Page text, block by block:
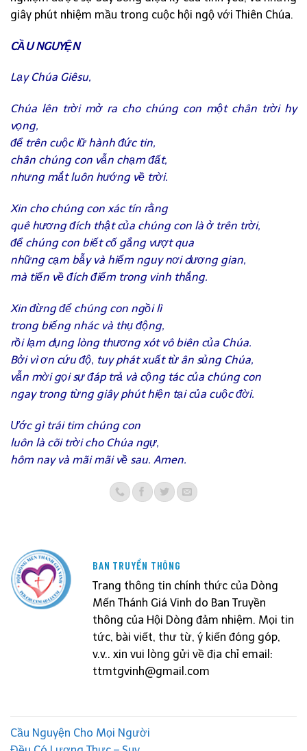
giây phút nhiệm mầu trong cuộc hội ngộ với Thiên Chúa.
CẦU NGUYỆN
Lạy Chúa Giêsu,
Chúa lên trời mở ra cho chúng con một chân trời hy
vọng,
để trên cuộc lữ hành đức tin,
chân chúng con vẫn chạm đất,
nhưng mắt luôn hướng về trời.
Xin cho chúng con xác tín rằng
quê hương đích thật của chúng con là ở trên trời,
để chúng con biết cố gắng vượt qua
những cạm bẫy và hiểm nguy nơi dương gian,
mà tiến về đích điểm trong vinh thắng.
Xin đừng để chúng con ngồi lì
trong biếng nhác và thụ động,
rồi lạm dụng lòng thương xót vô biên của Chúa.
Bởi vì ơn cứu độ, tuy phát xuất từ ân sủng Chúa,
vẫn mời gọi sự đáp trả và cộng tác của chúng con
ngay trong từng giây phút hiện tại của cuộc đời.
Ước gì trái tim chúng con
luôn là cõi trời cho Chúa ngự,
hôm nay và mãi mãi về sau. Amen.
BAN TRUYỀN THÔNG
Trang thông tin chính thức của Dòng
Mến Thánh Giá Vinh do Ban Truyền
thông của Hội Dòng đảm nhiệm. Mọi tin
tức, bài viết, thư từ, ý kiến đóng góp,
v.v.. xin vui lòng gửi về địa chỉ email:
ttmtgvinh@gmail.com
Cầu Nguyện Cho Mọi Người